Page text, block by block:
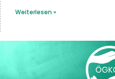
Weiterlesen »